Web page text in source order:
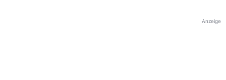
Anzeige